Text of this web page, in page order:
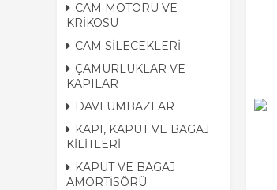
CAM MOTORU VE
KRİKOSU
CAM SİLECEKLERİ
ÇAMURLUKLAR VE
KAPILAR
DAVLUMBAZLAR
KAPI, KAPUT VE BAGAJ
KİLİTLERİ
KAPUT VE BAGAJ
AMORTİSÖRÜ